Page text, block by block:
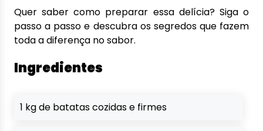
Quer saber como preparar essa delícia? Siga o
passo a passo e descubra os segredos que fazem
toda a diferença no sabor.
Ingredientes
1 kg de batatas cozidas e firmes